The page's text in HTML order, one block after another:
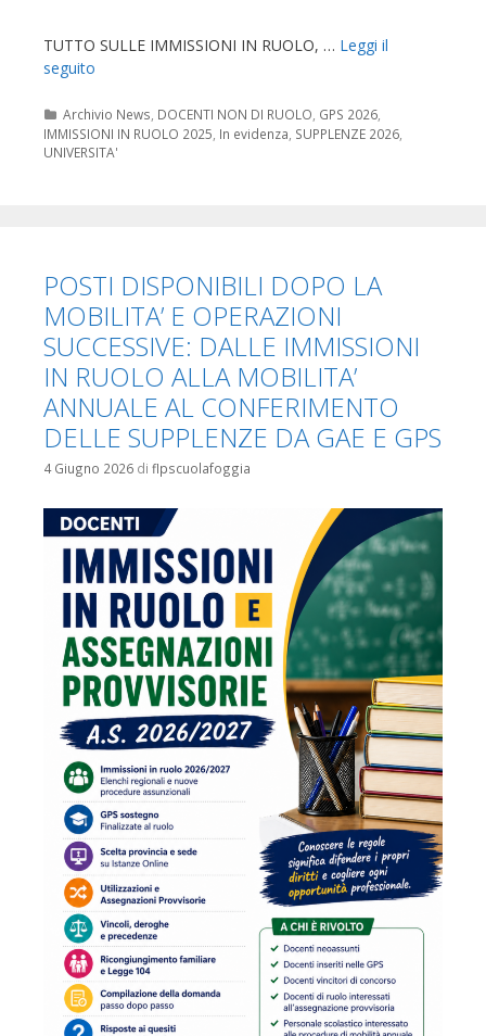
TUTTO SULLE IMMISSIONI IN RUOLO, … Leggi il
seguito
Categorie
Archivio News DOCENTI NON DI RUOLO GPS 2026
IMMISSIONI IN RUOLO 2025 In evidenza SUPPLENZE 2026
UNIVERSITA'
POSTI DISPONIBILI DOPO LA
MOBILITA’ E OPERAZIONI
SUCCESSIVE: DALLE IMMISSIONI
IN RUOLO ALLA MOBILITA’
ANNUALE AL CONFERIMENTO
DELLE SUPPLENZE DA GAE E GPS
4 Giugno 2026 di flpscuolafoggia